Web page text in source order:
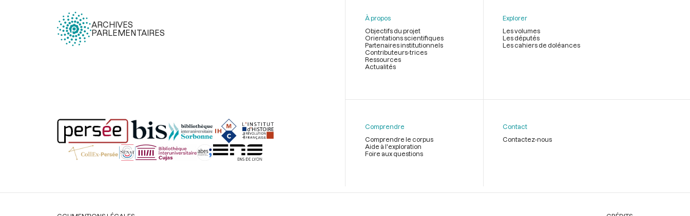
ARCHIVES
PARLEMENTAIRES
page
À propos
Objectifs du projet
Orientations scientifiques
Partenaires institutionnels
Contributeurs-trices
Ressources
Actualités
Explorer
Les volumes
Les députés
Les cahiers de doléances
Comprendre
Comprendre le corpus
Aide à l'exploration
Foire aux questions
Contact
Contactez-nous
Légal